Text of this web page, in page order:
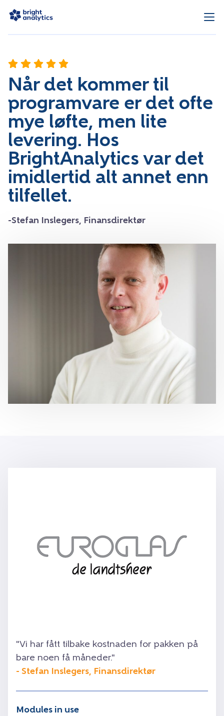
Når det kommer til
programvare er det ofte
mye løfte, men lite
levering. Hos
BrightAnalytics var det
imidlertid alt annet enn
tilfellet.
-Stefan Inslegers, Finansdirektør
"Vi har fått tilbake kostnaden for pakken på
bare noen få måneder."
- Stefan Inslegers, Finansdirektør
Modules in use